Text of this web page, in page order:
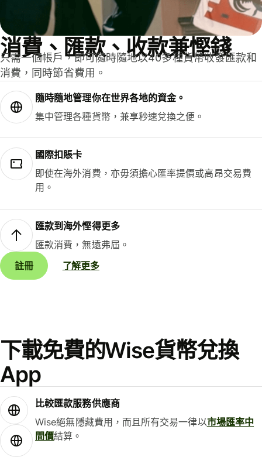
消費、匯款、收款兼慳錢
只需一個帳戶，即可隨時隨地以40多種貨幣收發匯款和
消費，同時節省費用。
隨時隨地管理你在世界各地的資金。
集中管理各種貨幣，兼享秒速兌換之便。
國際扣賬卡
即使在海外消費，亦毋須擔心匯率提價或高昂交易費
用。
匯款到海外慳得更多
匯款消費，無遠弗屆。
註冊
了解更多
下載免費的Wise貨幣兌換
App
比較匯款服務供應商
Wise絕無隱藏費用，而且所有交易一律以市場匯率中
間價結算。